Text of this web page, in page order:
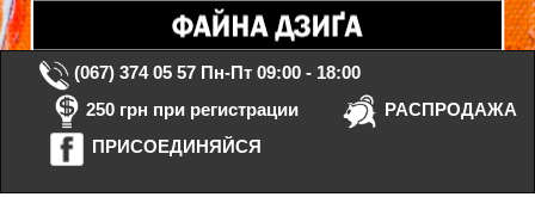
(067) 374 05 57 Пн-Пт 09:00 - 18:00
250 грн при регистрации
РАСПРОДАЖА
ПРИСОЕДИНЯЙСЯ